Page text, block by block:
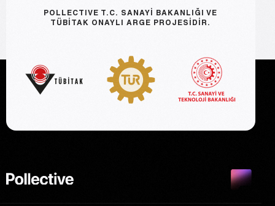
POLLECTIVE T.C. SANAYİ BAKANLIĞI VE
TÜBİTAK ONAYLI ARGE PROJESİDİR.